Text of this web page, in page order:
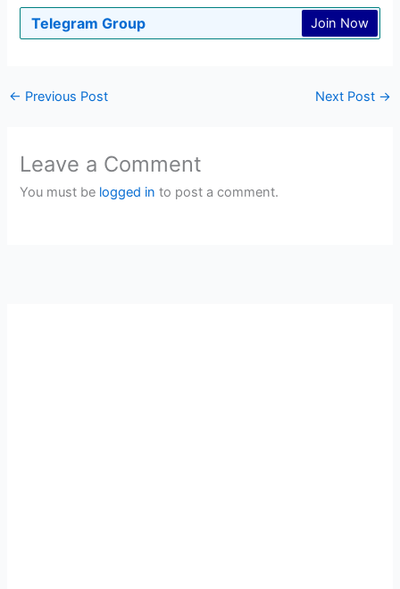
Telegram Group Join Now
← Previous Post Next Post →
Leave a Comment
You must be logged in to post a comment.